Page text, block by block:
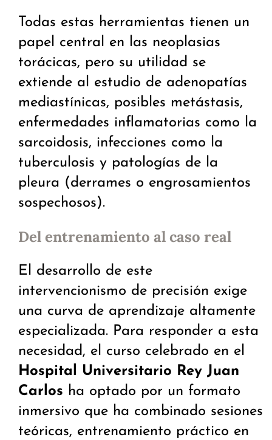
Todas estas herramientas tienen un
papel central en las neoplasias
torácicas, pero su utilidad se
extiende al estudio de adenopatías
mediastínicas, posibles metástasis,
enfermedades inflamatorias como la
sarcoidosis, infecciones como la
tuberculosis y patologías de la
pleura (derrames o engrosamientos
sospechosos).
Del entrenamiento al caso real
El desarrollo de este
intervencionismo de precisión exige
una curva de aprendizaje altamente
especializada. Para responder a esta
necesidad, el curso celebrado en el
Hospital Universitario Rey Juan
Carlos ha optado por un formato
inmersivo que ha combinado sesiones
teóricas, entrenamiento práctico en